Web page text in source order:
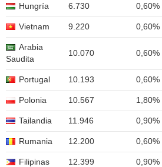
Hungría 6.730 0,60%
Vietnam 9.220 0,60%
Arabia
Saudita
10.070 0,60%
Portugal 10.193 0,60%
Polonia 10.567 1,80%
Tailandia 11.946 0,90%
Rumania 12.200 0,60%
Filipinas 12.399 0,90%